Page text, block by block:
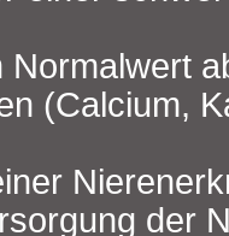
Normalwert
(Calcium,
der